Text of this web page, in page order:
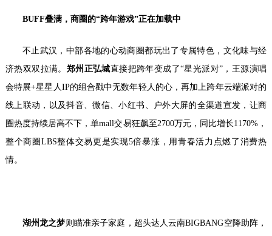
BUFF叠满，商圈的“跨年游戏”正在加载中
不止武汉，中部各地的心动商圈都玩出了专属特色，文化味与经
济热双双拉满。 郑州正弘城直接把跨年变成了“星光派对”，王源演唱
会特展+星星人IP的组合戳中无数年轻人的心，再加上跨年云端派对的
线上联动，以及抖音、微信、小红书、户外大屏的全渠道宣发，让商
圈热度持续居高不下，单mall交易狂飙至2700万元，同比增长1170%，
整个商圈LBS整体交易更是实现5倍暴涨，用青春活力点燃了消费热
情。
湖州龙之梦则瞄准亲子家庭，超头达人云南BIGBANG空降助阵，